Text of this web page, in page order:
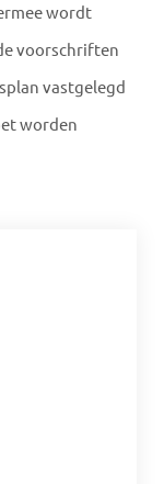
wordt
voorschriften
vastgelegd
worden